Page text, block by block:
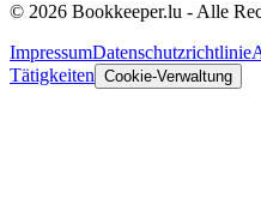
© 2026 Bookkeeper.lu - Alle
ImpressumDatenschutzrichtlinie
Tätigkeiten Cookie-Verwaltung